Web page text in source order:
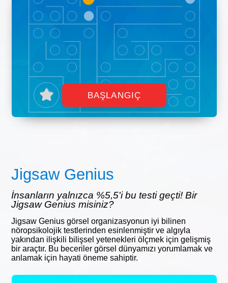
BAŞLANGIÇ
Jigsaw Genius
İnsanların yalnızca %5,5'i bu testi geçti! Bir
Jigsaw Genius misiniz?
Jigsaw Genius görsel organizasyonun iyi bilinen
nöropsikolojik testlerinden esinlenmiştir ve algıyla
yakından ilişkili bilişsel yetenekleri ölçmek için gelişmiş
bir araçtır. Bu beceriler görsel dünyamızı yorumlamak ve
anlamak için hayati öneme sahiptir.